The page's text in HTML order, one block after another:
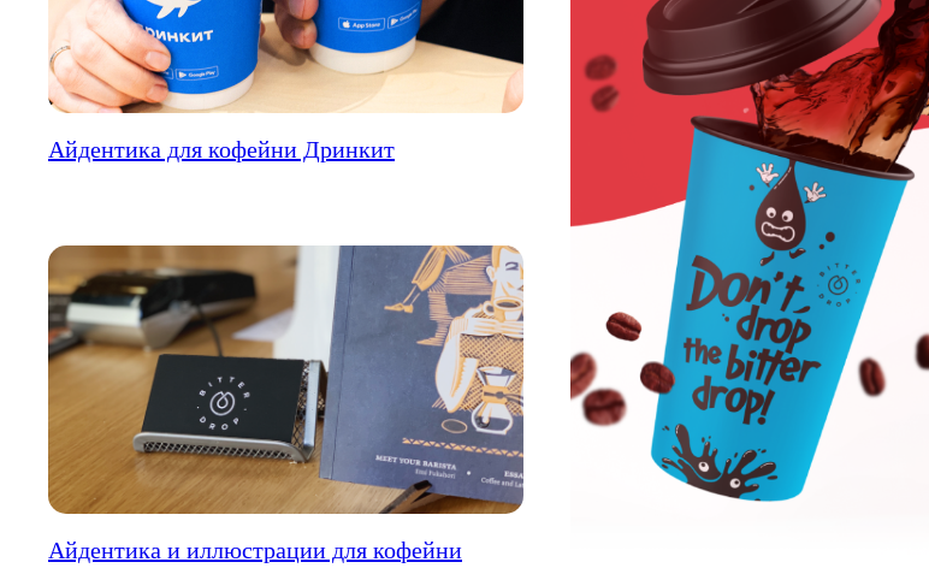
Айдентика для кофейни Дринкит
Айдентика и иллюстрации для кофейни